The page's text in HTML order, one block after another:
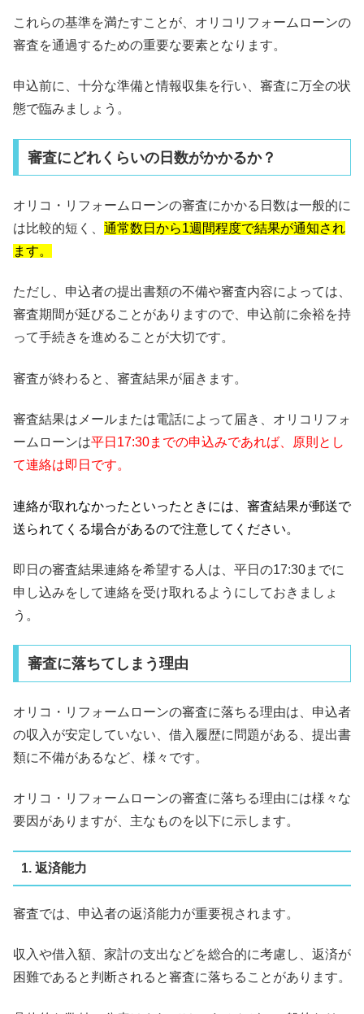
これらの基準を満たすことが、オリコリフォームローンの
審査を通過するための重要な要素となります。
申込前に、十分な準備と情報収集を行い、審査に万全の状
態で臨みましょう。
審査にどれくらいの日数がかかるか？
オリコ・リフォームローンの審査にかかる日数は一般的に
は比較的短く、 通常数日から1週間程度で結果が通知され
ます。
ただし、申込者の提出書類の不備や審査内容によっては、
審査期間が延びることがありますので、申込前に余裕を持
って手続きを進めることが大切です。
審査が終わると、審査結果が届きます。
審査結果はメールまたは電話によって届き、オリコリフォ
ームローンは平日17:30までの申込みであれば、原則とし
て連絡は即日です。
連絡が取れなかったといったときには、審査結果が郵送で
送られてくる場合があるので注意してください。
即日の審査結果連絡を希望する人は、平日の17:30までに
申し込みをして連絡を受け取れるようにしておきましょ
う。
審査に落ちてしまう理由
オリコ・リフォームローンの審査に落ちる理由は、申込者
の収入が安定していない、借入履歴に問題がある、提出書
類に不備があるなど、様々です。
オリコ・リフォームローンの審査に落ちる理由には様々な
要因がありますが、主なものを以下に示します。
1. 返済能力
審査では、申込者の返済能力が重要視されます。
収入や借入額、家計の支出などを総合的に考慮し、返済が
困難であると判断されると審査に落ちることがあります。